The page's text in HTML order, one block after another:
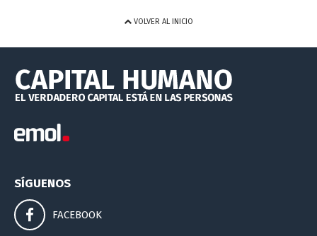
VOLVER AL INICIO
SÍGUENOS
FACEBOOK